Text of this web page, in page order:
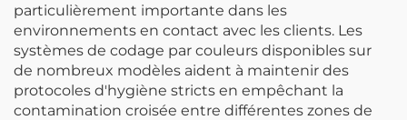
particulièrement importante dans les
environnements en contact avec les clients. Les
systèmes de codage par couleurs disponibles sur
de nombreux modèles aident à maintenir des
protocoles d'hygiène stricts en empêchant la
contamination croisée entre différentes zones de